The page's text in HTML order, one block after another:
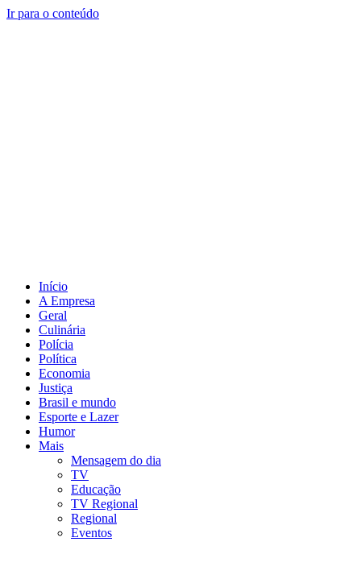
Ir para o conteúdo
Início
A Empresa
Geral
Culinária
Polícia
Política
Economia
Justiça
Brasil e mundo
Esporte e Lazer
Humor
Mais
Mensagem do dia
TV
Educação
TV Regional
Regional
Eventos